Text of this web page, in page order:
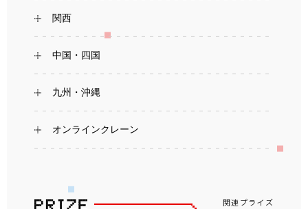
関西
中国・四国
九州・沖縄
オンラインクレーン
関連プライズ